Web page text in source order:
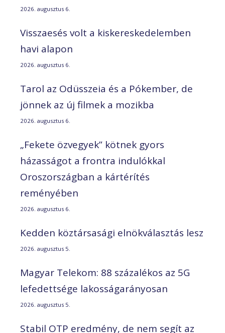
2026. augusztus 6.
Visszaesés volt a kiskereskedelemben
havi alapon
2026. augusztus 6.
Tarol az Odüsszeia és a Pókember, de
jönnek az új filmek a mozikba
2026. augusztus 6.
„Fekete özvegyek” kötnek gyors
házasságot a frontra indulókkal
Oroszországban a kártérítés
reményében
2026. augusztus 6.
Kedden köztársasági elnökválasztás lesz
2026. augusztus 5.
Magyar Telekom: 88 százalékos az 5G
lefedettsége lakosságarányosan
2026. augusztus 5.
Stabil OTP eredmény, de nem segít az